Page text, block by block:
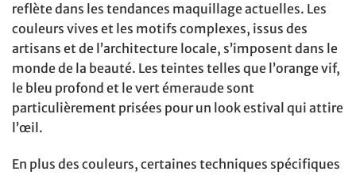
reflète dans les tendances maquillage actuelles. Les
couleurs vives et les motifs complexes, issus des
artisans et de l’architecture locale, s’imposent dans le
monde de la beauté. Les teintes telles que l’orange vif,
le bleu profond et le vert émeraude sont
particulièrement prisées pour un look estival qui attire
l’œil.
En plus des couleurs, certaines techniques spécifiques